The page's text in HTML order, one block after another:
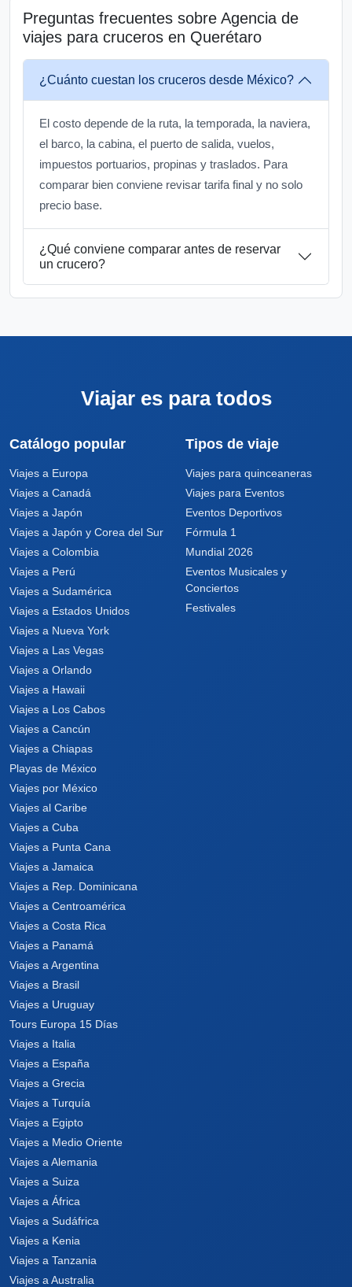
Preguntas frecuentes sobre Agencia de
viajes para cruceros en Querétaro
¿Cuánto cuestan los cruceros desde México?
El costo depende de la ruta, la temporada, la naviera,
el barco, la cabina, el puerto de salida, vuelos,
impuestos portuarios, propinas y traslados. Para
comparar bien conviene revisar tarifa final y no solo
precio base.
¿Qué conviene comparar antes de reservar
un crucero?
Viajar es para todos
Catálogo popular
Viajes a Europa
Viajes a Canadá
Viajes a Japón
Viajes a Japón y Corea del Sur
Viajes a Colombia
Viajes a Perú
Viajes a Sudamérica
Viajes a Estados Unidos
Viajes a Nueva York
Viajes a Las Vegas
Viajes a Orlando
Viajes a Hawaii
Viajes a Los Cabos
Viajes a Cancún
Viajes a Chiapas
Playas de México
Viajes por México
Viajes al Caribe
Viajes a Cuba
Viajes a Punta Cana
Viajes a Jamaica
Viajes a Rep. Dominicana
Viajes a Centroamérica
Viajes a Costa Rica
Viajes a Panamá
Viajes a Argentina
Viajes a Brasil
Viajes a Uruguay
Tours Europa 15 Días
Viajes a Italia
Viajes a España
Viajes a Grecia
Viajes a Turquía
Viajes a Egipto
Viajes a Medio Oriente
Viajes a Alemania
Viajes a Suiza
Viajes a África
Viajes a Sudáfrica
Viajes a Kenia
Viajes a Tanzania
Viajes a Australia
Tipos de viaje
Viajes para quinceaneras
Viajes para Eventos
Eventos Deportivos
Fórmula 1
Mundial 2026
Eventos Musicales y
Conciertos
Festivales